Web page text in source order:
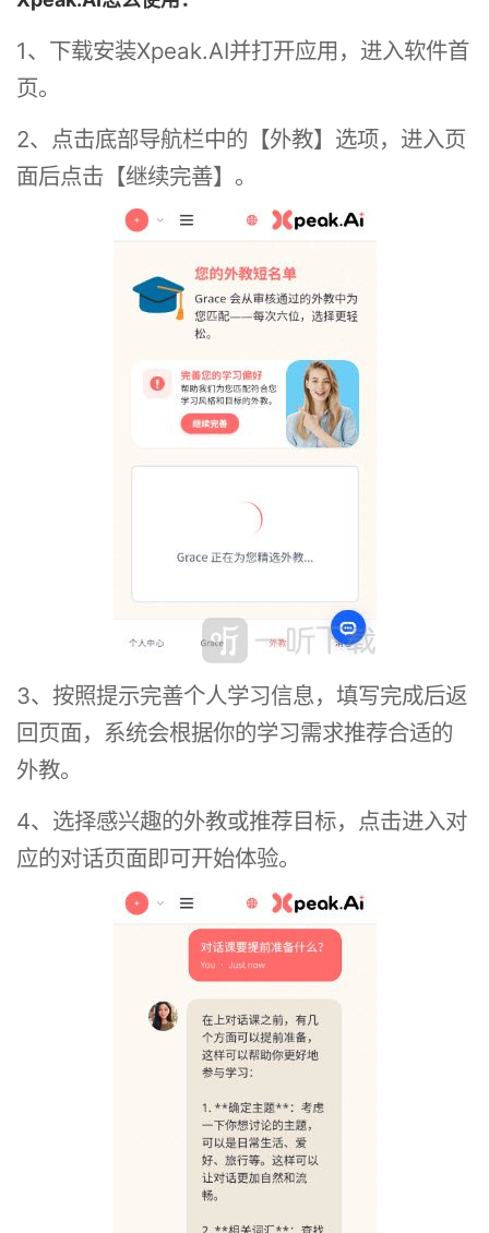
1、下载安装Xpeak.AI并打开应用，进入软件首
页。
2、点击底部导航栏中的【外教】选项，进入页
面后点击【继续完善】。
3、按照提示完善个人学习信息，填写完成后返
回页面，系统会根据你的学习需求推荐合适的
外教。
4、选择感兴趣的外教或推荐目标，点击进入对
应的对话页面即可开始体验。